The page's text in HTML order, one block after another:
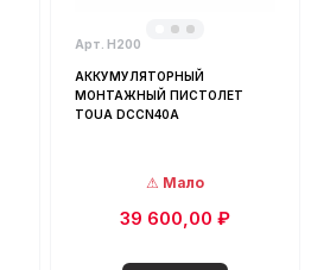
Арт. Н200
АККУМУЛЯТОРНЫЙ
МОНТАЖНЫЙ ПИСТОЛЕТ
TOUA DCCN40A
Мало
39 600,00 ₽